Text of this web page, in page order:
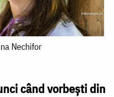
Nechifor
când vorbești din